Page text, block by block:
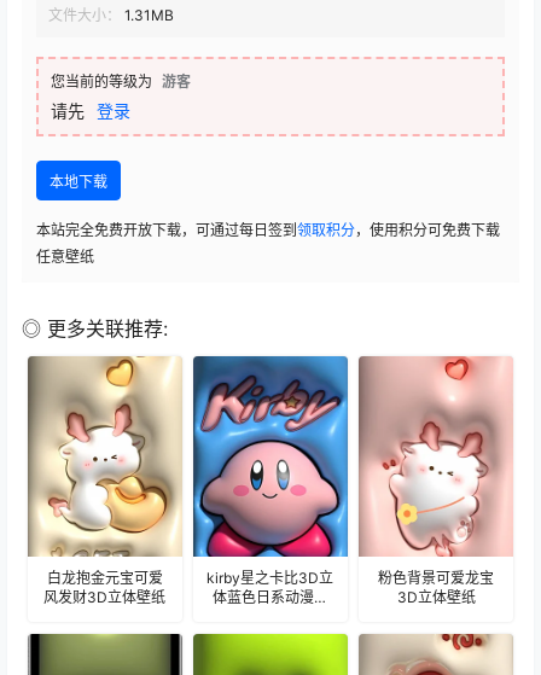
文件大小：
1.31MB
您当前的等级为 游客
请先 登录
本地下载
本站完全免费开放下载，可通过每日签到 领取积分，使用积分可免费下载
任意壁纸
◎ 更多关联推荐:
白龙抱金元宝可爱
风发财3D立体壁纸
kirby星之卡比3D立
体蓝色日系动漫壁
粉色背景可爱龙宝
3D立体壁纸